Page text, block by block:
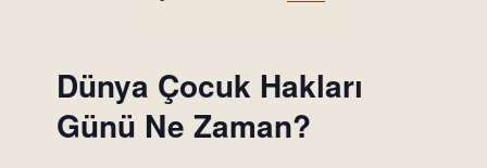
Dünya Çocuk Hakları
Günü Ne Zaman?